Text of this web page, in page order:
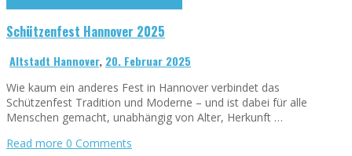
Schützenfest Hannover 2025
Altstadt Hannover, 20. Februar 2025
Wie kaum ein anderes Fest in Hannover verbindet das
Schützenfest Tradition und Moderne – und ist dabei für alle
Menschen gemacht, unabhängig von Alter, Herkunft …
Read more 0 Comments